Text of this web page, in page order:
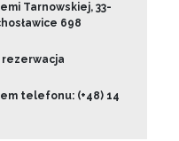
Tarnowskiej, 33-
698
rezerwacja
telefonu: (+48) 14